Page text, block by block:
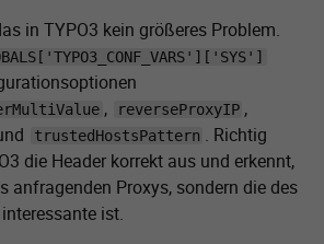
in TYPO3 kein größeres Problem.
, reverseProxyIP ,
trustedHostsPattern . Richtig
die Header korrekt aus und erkennt,
anfragenden Proxys, sondern die des
ist.